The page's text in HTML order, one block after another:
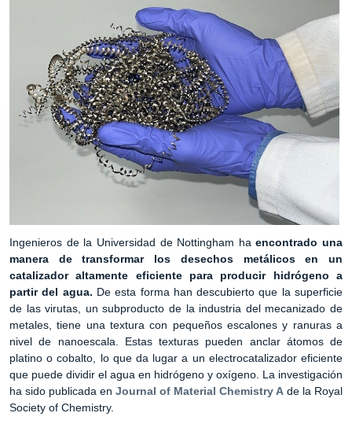
Ingenieros de la Universidad de Nottingham haencontrado una
manera de transformar los desechos metálicos en un
catalizador altamente eficiente para producir hidrógeno a
partir del agua. De esta forma han descubierto que la superficie
de las virutas, un subproducto de la industria del mecanizado de
metales, tiene una textura con pequeños escalones y ranuras a
nivel de nanoescala. Estas texturas pueden anclar átomos de
platino o cobalto, lo que da lugar a un electrocatalizador eficiente
que puede dividir el agua en hidrógeno y oxígeno. La investigación
ha sido publicada en Journal of Material Chemistry A de la Royal
Society of Chemistry.